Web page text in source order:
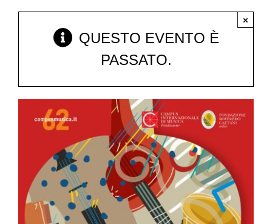
FESTIVAL PONTINO
CONCERTI
CONVEGNI
PREMIO RICCARDO CEROCCHI
QUESTO EVENTO È
PASSATO.
×